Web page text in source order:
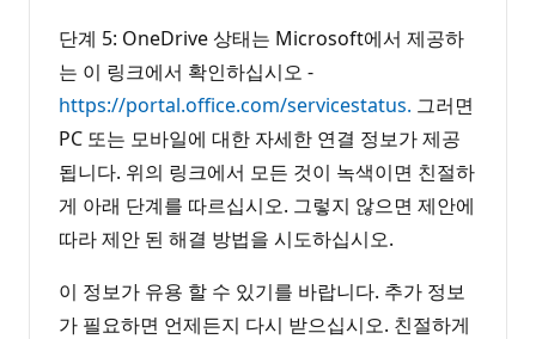
단계 5: OneDrive 상태는 Microsoft에서 제공하
는 이 링크에서 확인하십시오 -
https://portal.office.com/servicestatus. 그러면
PC 또는 모바일에 대한 자세한 연결 정보가 제공
됩니다. 위의 링크에서 모든 것이 녹색이면 친절하
게 아래 단계를 따르십시오. 그렇지 않으면 제안에
따라 제안 된 해결 방법을 시도하십시오.
이 정보가 유용 할 수 있기를 바랍니다. 추가 정보
가 필요하면 언제든지 다시 받으십시오. 친절하게